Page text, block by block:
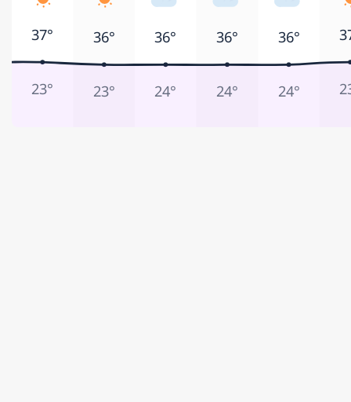
37°
23°
36°
23°
36°
24°
36°
24°
36°
24°